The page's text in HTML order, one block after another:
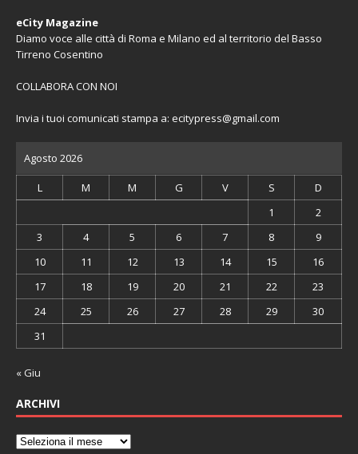
eCity Magazine
Diamo voce alle città di Roma e Milano ed al territorio del Basso
Tirreno Cosentino
COLLABORA CON NOI
Invia i tuoi comunicati stampa a: ecitypress@gmail.com
Agosto 2026
L M M G V S
D
1
2
3
4 5 6 7 8
9
10
11 12 13 14 15
16
17
18 19 20 21 22
23
24
25 26 27 28 29
30
31
« Giu
ARCHIVI